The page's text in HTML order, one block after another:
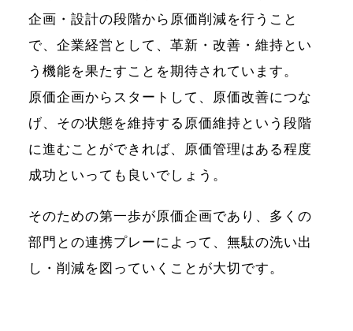
企画・設計の段階から原価削減を行うこと
で、企業経営として、革新・改善・維持とい
う機能を果たすことを期待されています。
原価企画からスタートして、原価改善につな
げ、その状態を維持する原価維持という段階
に進むことができれば、原価管理はある程度
成功といっても良いでしょう。
そのための第一歩が原価企画であり、多くの
部門との連携プレーによって、無駄の洗い出
し・削減を図っていくことが大切です。